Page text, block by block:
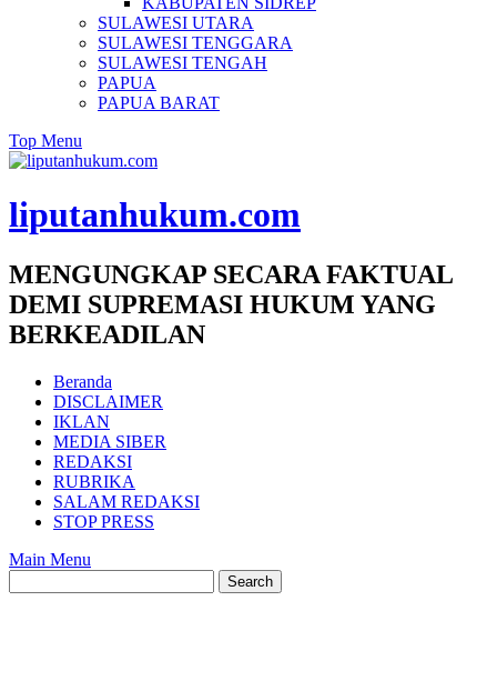
SULAWESI UTARA
SULAWESI TENGGARA
SULAWESI TENGAH
PAPUA
PAPUA BARAT
Top Menu
liputanhukum.com
MENGUNGKAP SECARA FAKTUAL
DEMI SUPREMASI HUKUM YANG
BERKEADILAN
Beranda
DISCLAIMER
IKLAN
MEDIA SIBER
REDAKSI
RUBRIKA
SALAM REDAKSI
STOP PRESS
Main Menu